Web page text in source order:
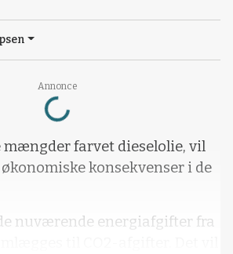
Annonce
Loading...
mængder farvet dieselolie, vil
konsekvenser i de
nuværende energiafgifter fra